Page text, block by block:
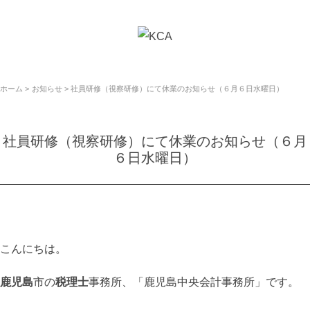
ホーム お知らせ 社員研修（視察研修）にて休業のお知らせ（６月６日水曜日）
社員研修（視察研修）にて休業のお知らせ（６月
６日水曜日）
こんにちは。
鹿児島市の税理士事務所、「鹿児島中央会計事務所」です。